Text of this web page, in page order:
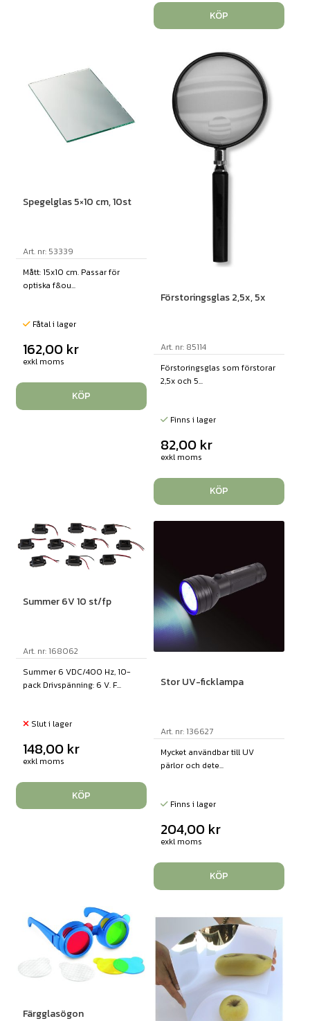
KÖP
Spegelglas 5×10 cm, 10st
Art. nr: 53339
Mått: 15x10 cm. Passar för
optiska f&ou...
Fåtal i lager
162,00 kr
exkl moms
KÖP
Förstoringsglas 2,5x, 5x
Art. nr: 85114
Förstoringsglas som förstorar
2,5x och 5...
Finns i lager
82,00 kr
exkl moms
KÖP
Summer 6V 10 st/fp
Art. nr: 168062
Summer 6 VDC/400 Hz, 10-
pack Drivspänning: 6 V. F...
Slut i lager
148,00 kr
exkl moms
KÖP
Stor UV-ficklampa
Art. nr: 136627
Mycket användbar till UV
pärlor och dete...
Finns i lager
204,00 kr
exkl moms
KÖP
Färgglasögon